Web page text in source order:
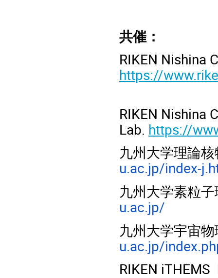
共催：
RIKEN Nishina
https://
RIKEN
Lab. https://
九州大学理論
u.ac.jp/index-
九州大学素粒
u.ac.jp/
九州大学宇宙
u.ac.jp/
RIKEN iTHEMS